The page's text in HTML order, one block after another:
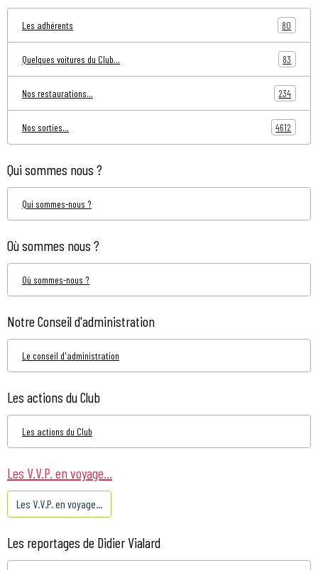
Les adhérents 80
Quelques voitures du Club... 83
Nos restaurations... 234
Nos sorties... 4612
Qui sommes nous ?
Qui sommes-nous ?
Où sommes nous ?
Où sommes-nous ?
Notre Conseil d'administration
Le conseil d'administration
Les actions du Club
Les actions du Club
Les V.V.P. en voyage...
Les V.V.P. en voyage...
Les reportages de Didier Vialard